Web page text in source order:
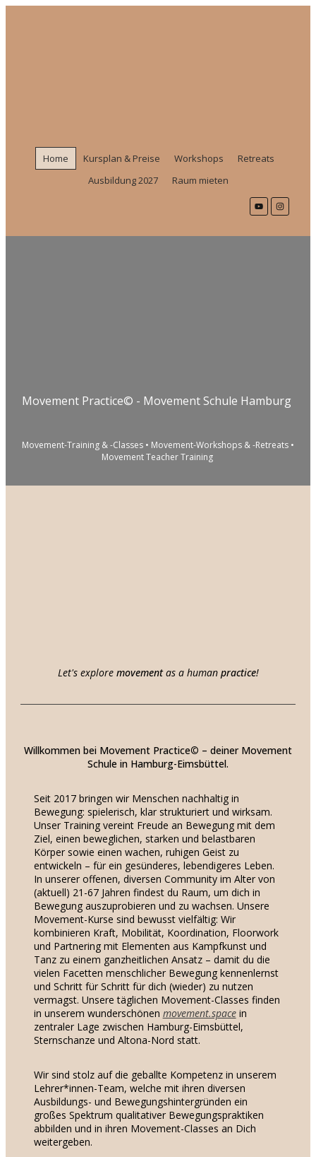
Home Kursplan & Preise Workshops
Retreats
Ausbildung 2027
Raum mieten
Movement Practice© - Movement Schule Hamburg
Movement-Training & -Classes • Movement-Workshops & -Retreats •
Movement Teacher Training
Let's explore movementas a humanpractice!
Willkommen bei Movement Practice© – deiner Movement
Schule in Hamburg-Eimsbüttel.
Seit 2017 bringen wir Menschen nachhaltig in
Bewegung: spielerisch, klar strukturiert und wirksam.
Unser Training vereint Freude an Bewegung mit dem
Ziel, einen beweglichen, starken und belastbaren
Körper sowie einen wachen, ruhigen Geist zu
entwickeln – für ein gesünderes, lebendigeres Leben.
In unserer offenen, diversen Community im Alter von
(aktuell) 21-67 Jahren findest du Raum, um dich in
Bewegung auszuprobieren und zu wachsen. Unsere
Movement-Kurse sind bewusst vielfältig: Wir
kombinieren Kraft, Mobilität, Koordination, Floorwork
und Partnering mit Elementen aus Kampfkunst und
Tanz zu einem ganzheitlichen Ansatz – damit du die
vielen Facetten menschlicher Bewegung kennenlernst
und Schritt für Schritt für dich (wieder) zu nutzen
vermagst. Unsere täglichen Movement-Classes finden
in unserem wunderschönen movement.spacein
zentraler Lage zwischen Hamburg-Eimsbüttel,
Sternschanze und Altona-Nord statt.
Wir sind stolz auf die geballte Kompetenz in unserem
Lehrer*innen-Team, welche mit ihren diversen
Ausbildungs- und Bewegungshintergründen ein
großes Spektrum qualitativer Bewegungspraktiken
abbilden und in ihren Movement-Classes an Dich
weitergeben.